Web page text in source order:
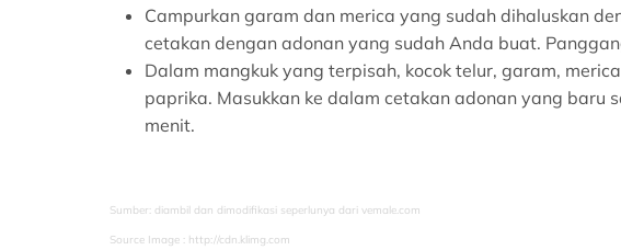
Campurkan garam dan merica yang sudah dihaluskan
cetakan dengan adonan yang sudah Anda buat.
Dalam mangkuk yang terpisah, kocok telur, garam,
paprika. Masukkan ke dalam cetakan adonan yang baru
menit.
Sumber: diambil dan dimodifikasi seperlunya dari vemale.com
Source Image : http://cdn.klimg.com